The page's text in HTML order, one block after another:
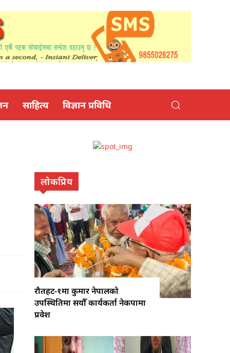
साहित्य विज्ञान प्रविधि
लोकप्रिय
रौतहट-१मा कुमार नेपालको
उपस्थितिमा सयौँ कार्यकर्ता नेकपामा
प्रवेश